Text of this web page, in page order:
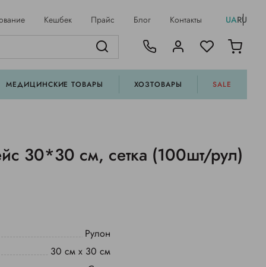
Кешбек Прайс Блог Контакты UARU
МЕДИЦИНСКИЕ ТОВАРЫ ХОЗТОВАРЫ SALE
30*30 см, сетка (100шт/рул)
Рулон
30 см х 30 см